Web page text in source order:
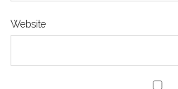
Website